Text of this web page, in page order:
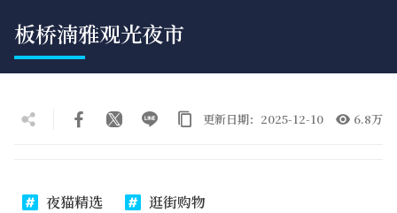
板桥湳雅观光夜市
更新日期：2025-12-10 6.8万
夜猫精选 逛街购物